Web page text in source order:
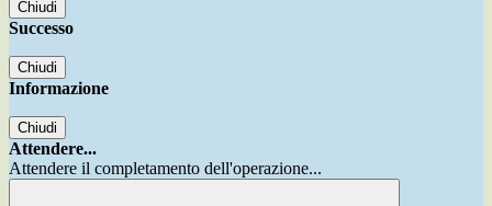
Chiudi
Successo
Chiudi
Informazione
Chiudi
Attendere...
Attendere il completamento dell'operazione...